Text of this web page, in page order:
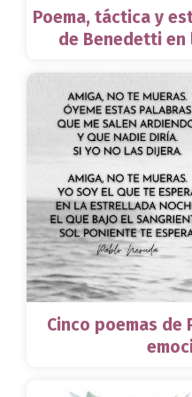
Poema, táctica y
de Benedetti en
Cinco poemas de